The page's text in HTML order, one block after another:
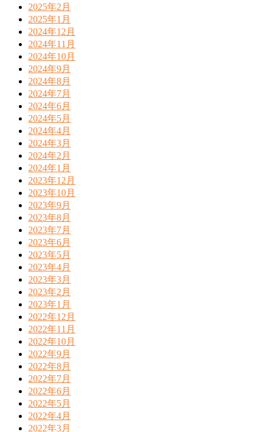
2025年2月
2025年1月
2024年12月
2024年11月
2024年10月
2024年9月
2024年8月
2024年7月
2024年6月
2024年5月
2024年4月
2024年3月
2024年2月
2024年1月
2023年12月
2023年10月
2023年9月
2023年8月
2023年7月
2023年6月
2023年5月
2023年4月
2023年3月
2023年2月
2023年1月
2022年12月
2022年11月
2022年10月
2022年9月
2022年8月
2022年7月
2022年6月
2022年5月
2022年4月
2022年3月